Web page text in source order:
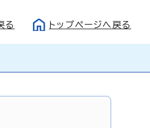
る トップページへ戻る